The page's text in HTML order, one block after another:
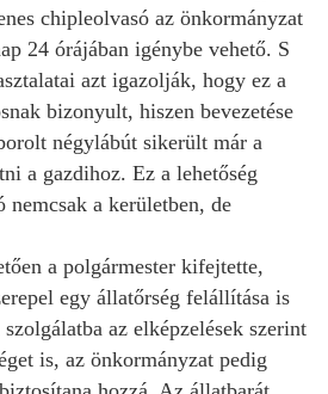
chipleolvasó az önkormányzat
24 órájában igénybe vehető. S
azt igazolják, hogy ez a
bizonyult, hiszen bevezetése
négylábút sikerült már a
a gazdihoz. Ez a lehetőség
nemcsak a kerületben, de
a polgármester kifejtette,
egy állatőrség felállítása is
az elképzelések szerint
is, az önkormányzat pedig